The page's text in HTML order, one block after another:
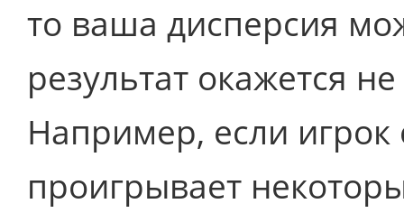
то ваша дисперсия
результат окажется
Например, если
проигрывает